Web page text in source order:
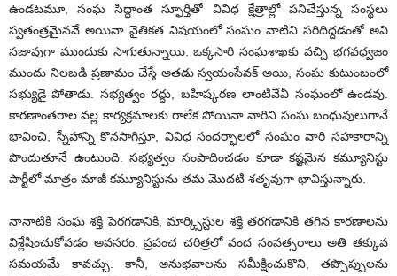
ఉండటమూ, సంఘ సిద్ధాంత స్ఫూర్తితో వివిధ క్షేత్రాల్లో పనిచేస్తున్న సంస్థలు
స్వతంత్రమైనవే అయినా నైతికత విషయంలో సంఘం వాటిని సరిదిద్దడంతో అవి
సజావుగా ముందుకు సాగుతున్నాయి. ఒక్కసారి సంఘశాఖకు వచ్చి భగవధ్వజం
ముందు నిలబడి ప్రణామం చేస్తే అతడు స్వయంసేవక్‌ అయి, సంఘ కుటుంబంలో
సభ్యుడై పోతాడు. సభ్యత్వం రద్దు, బహిష్కరణ లాంటివేవీ సంఘంలో ఉండవు.
కారణాంతరాల వల్ల కార్యక్రమాలకు రాలేక పోయినా వారిని సంఘ బంధువులుగానే
భావించి, స్నేహాన్ని కొనసాగిస్తూ, వివిధ సందర్భాలలో సంఘం వారి సహకారాన్ని
పొందుతూనే ఉంటుంది. సభ్యత్వం సంపాదించడం కూడా కష్టమైన కమ్యూనిస్టు
పార్టీలో మాత్రం మాజీ కమ్యూనిస్టును తమ మొదటి శతృవుగా భావిస్తున్నారు.
నానాటికి సంఘ శక్తి పెరగడానికి, మార్క్సిస్టుల శక్తి తరగడానికి తగిన కారణాలను
విశ్లేషించుకోవడం అవసరం. ప్రపంచ చరిత్రలో వంద సంవత్సరాలు అతి తక్కువ
సమయమే కావచ్చు. కానీ, అనుభవాలను సమీక్షించుకొని, తప్పొప్పులను